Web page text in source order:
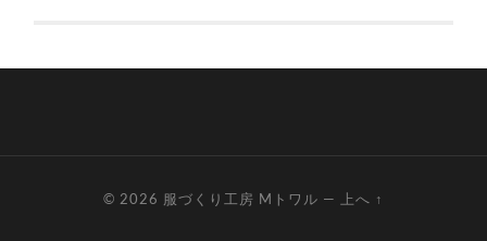
© 2026 服づくり工房 Mトワル — 上へ ↑